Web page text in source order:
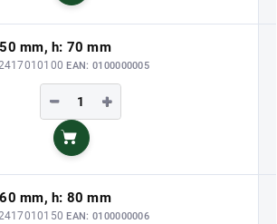
mm, h: 70 mm
EAN: 0100000005
+
−
Do košíka
mm, h: 80 mm
EAN: 0100000006